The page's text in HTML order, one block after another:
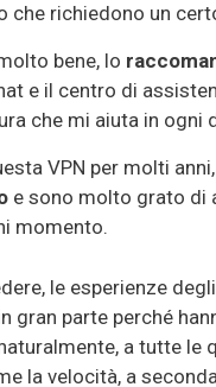
che richiedono un
bene, lo
e il centro di
che mi aiuta in ogni
VPN per molti
e sono molto grato di
momento.
le esperienze
gran parte perché
a tutte le
la velocità, a